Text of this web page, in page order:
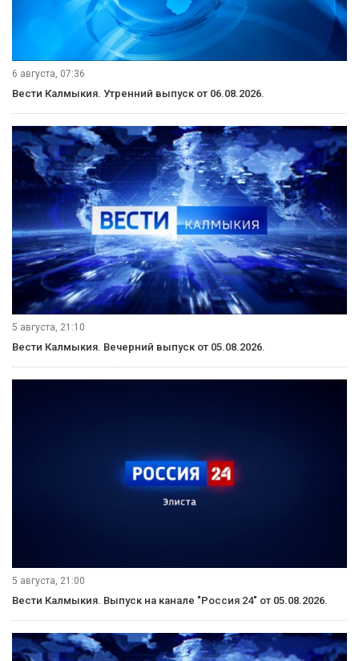
6 августа, 07:36
Вести Калмыкия. Утренний выпуск от 06.08.2026.
5 августа, 21:10
Вести Калмыкия. Вечерний выпуск от 05.08.2026.
5 августа, 21:00
Вести Калмыкия. Выпуск на канале "Россия 24" от 05.08.2026.